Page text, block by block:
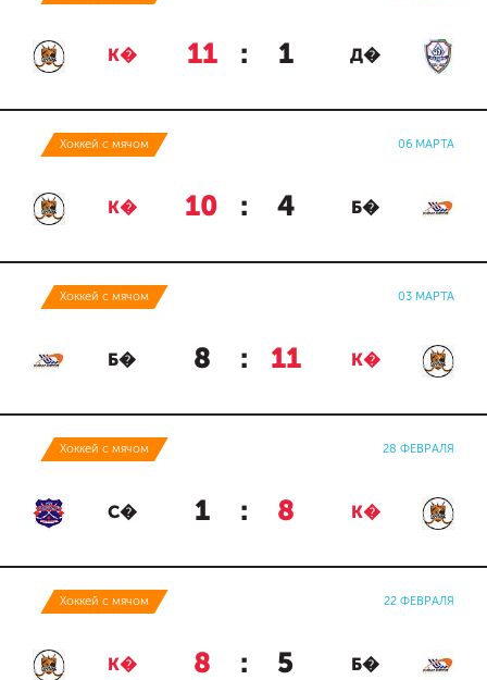
К� 11 : 1 Д�
Хоккей с мячом 06 МАРТА
К� 10 : 4 Б�
Хоккей с мячом 03 МАРТА
Б� 8 : 11 К�
Хоккей с мячом 28 ФЕВРАЛЯ
С� 1 : 8 К�
Хоккей с мячом 22 ФЕВРАЛЯ
К� 8 : 5 Б�